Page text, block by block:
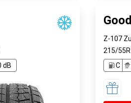
dB
Z-107
215/
C